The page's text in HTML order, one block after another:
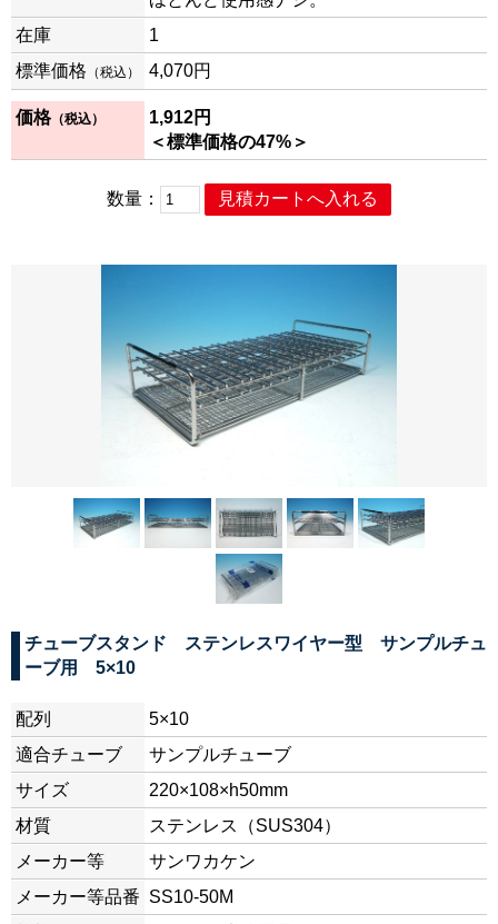
在庫
1
標準価格 （税込） 4,070円
価格（税込） 1,912円
＜標準価格の47%＞
数量：
チューブスタンド ステンレスワイヤー型 サンプルチュ
ーブ用 5×10
配列
5×10
適合チューブ
サンプルチューブ
サイズ
220×108×h50mm
材質
ステンレス（SUS304）
メーカー等
サンワカケン
メーカー等品番 SS10-50M